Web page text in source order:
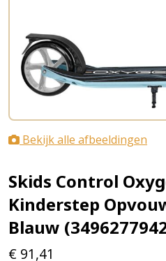
Bekijk alle afbeeldingen
Skids Control
Kinderstep
Blauw
€ 91,41